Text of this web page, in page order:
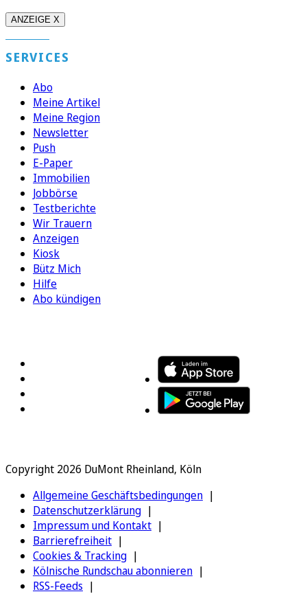
ANZEIGE X
SERVICES
Abo
Meine Artikel
Meine Region
Newsletter
Push
E-Paper
Immobilien
Jobbörse
Testberichte
Wir Trauern
Anzeigen
Kiosk
Bütz Mich
Hilfe
Abo kündigen
Copyright 2026 DuMont Rheinland, Köln
Allgemeine Geschäftsbedingungen
Datenschutzerklärung
Impressum und Kontakt
Barrierefreiheit
Cookies & Tracking
Kölnische Rundschau abonnieren
RSS-Feeds